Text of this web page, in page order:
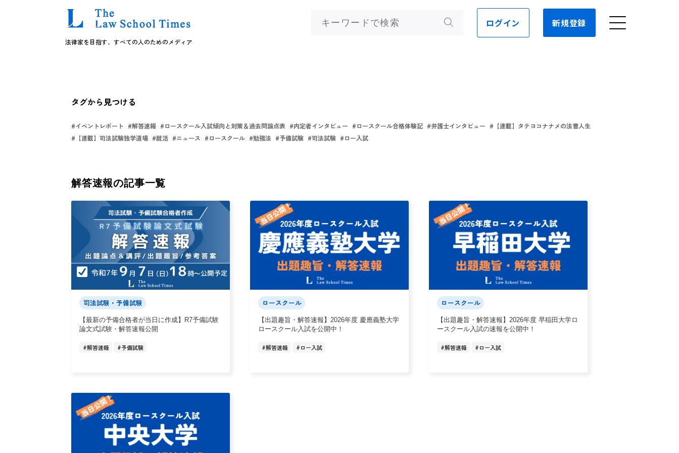
法律家を目指す、すべての人のためのメディア
ログイン 新規登録
タグから見つける
#イベントレポート #解答速報 #ロースクール入試傾向と対策＆過去問論点表 #内定者インタビュー #ロースクール合格体験記 #弁護士インタビュー # 【連載】タテヨコナナメの法曹人生
# 【連載】司法試験独学道場 #就活 #ニュース #ロースクール #勉強法 #予備試験 #司法試験 #ロー入試
解答速報の記事一覧
司法試験・予備試験
【最新の予備合格者が当日に作成】R7予備試験
論文式試験・解答速報公開
#解答速報 #予備試験
ロースクール
【出題趣旨・解答速報】2026年度 慶應義塾大学
ロースクール入試を公開中！
#解答速報 #ロー入試
ロースクール
【出題趣旨・解答速報】2026年度 早稲田大学ロ
ースクール入試の速報を公開中！
#解答速報 #ロー入試